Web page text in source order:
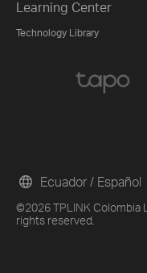
Learning Center
Technology Library
©2026 TPLINK Colombia
rights reserved.
Ecuador / Español